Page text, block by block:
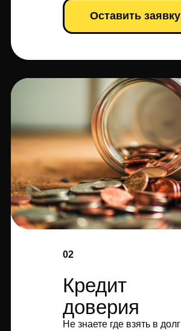
Оставить заявку
02
Кредит
доверия
Не знаете где взять в долг